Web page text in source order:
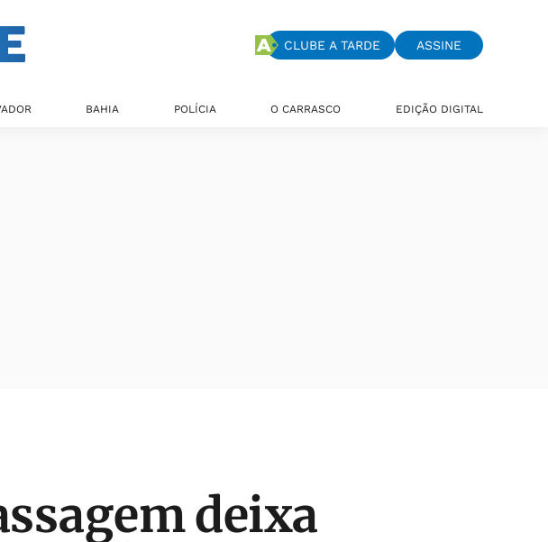
CLUBE A TARDE ASSINE
BAHIA POLÍCIA O CARRASCO EDIÇÃO DIGITAL
deixa